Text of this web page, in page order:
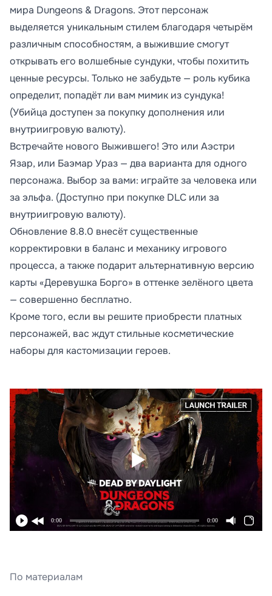
мира Dungeons & Dragons. Этот персонаж
выделяется уникальным стилем благодаря четырём
различным способностям, а выжившие смогут
открывать его волшебные сундуки, чтобы похитить
ценные ресурсы. Только не забудьте — роль кубика
определит, попадёт ли вам мимик из сундука!
(Убийца доступен за покупку дополнения или
внутриигровую валюту).
Встречайте нового Выжившего! Это или Аэстри
Язар, или Баэмар Ураз — два варианта для одного
персонажа. Выбор за вами: играйте за человека или
за эльфа. (Доступно при покупке DLC или за
внутриигровую валюту).
Обновление 8.8.0 внесёт существенные
корректировки в баланс и механику игрового
процесса, а также подарит альтернативную версию
карты «Деревушка Борго» в оттенке зелёного цвета
— совершенно бесплатно.
Кроме того, если вы решите приобрести платных
персонажей, вас ждут стильные косметические
наборы для кастомизации героев.
0:00 0:00
По материалам